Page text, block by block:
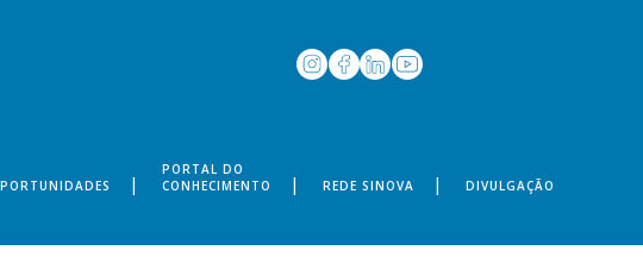
PORTAL DO
CONHECIMENTO
REDE SINOVA DIVULGAÇÃO